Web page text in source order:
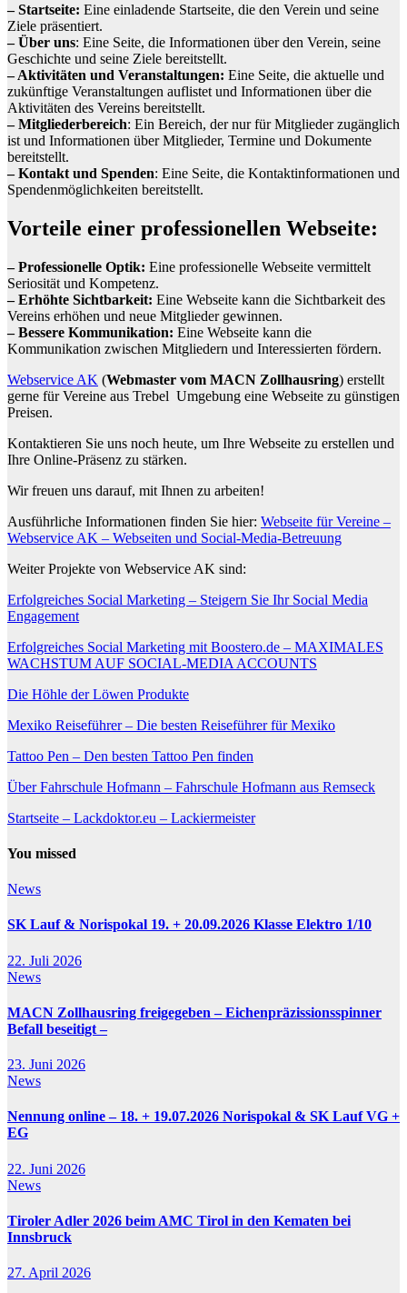
– Startseite: Eine einladende Startseite, die den Verein und seine
Ziele präsentiert.
– Über uns: Eine Seite, die Informationen über den Verein, seine
Geschichte und seine Ziele bereitstellt.
– Aktivitäten und Veranstaltungen: Eine Seite, die aktuelle und
zukünftige Veranstaltungen auflistet und Informationen über die
Aktivitäten des Vereins bereitstellt.
– Mitgliederbereich: Ein Bereich, der nur für Mitglieder zugänglich
ist und Informationen über Mitglieder, Termine und Dokumente
bereitstellt.
– Kontakt und Spenden: Eine Seite, die Kontaktinformationen und
Spendenmöglichkeiten bereitstellt.
Vorteile einer professionellen Webseite:
– Professionelle Optik: Eine professionelle Webseite vermittelt
Seriosität und Kompetenz.
– Erhöhte Sichtbarkeit: Eine Webseite kann die Sichtbarkeit des
Vereins erhöhen und neue Mitglieder gewinnen.
– Bessere Kommunikation: Eine Webseite kann die
Kommunikation zwischen Mitgliedern und Interessierten fördern.
Webservice AK (Webmaster vom MACN Zollhausring) erstellt
gerne für Vereine aus Trebel Umgebung eine Webseite zu günstigen
Preisen.
Kontaktieren Sie uns noch heute, um Ihre Webseite zu erstellen und
Ihre Online-Präsenz zu stärken.
Wir freuen uns darauf, mit Ihnen zu arbeiten!
Ausführliche Informationen finden Sie hier: Webseite für Vereine –
Webservice AK – Webseiten und Social-Media-Betreuung
Weiter Projekte von Webservice AK sind:
Erfolgreiches Social Marketing – Steigern Sie Ihr Social Media
Engagement
Erfolgreiches Social Marketing mit Boostero.de – MAXIMALES
WACHSTUM AUF SOCIAL-MEDIA ACCOUNTS
Die Höhle der Löwen Produkte
Mexiko Reiseführer – Die besten Reiseführer für Mexiko
Tattoo Pen – Den besten Tattoo Pen finden
Über Fahrschule Hofmann – Fahrschule Hofmann aus Remseck
Startseite – Lackdoktor.eu – Lackiermeister
You missed
News
SK Lauf & Norispokal 19. + 20.09.2026 Klasse Elektro 1/10
22. Juli 2026
News
MACN Zollhausring freigegeben – Eichenpräzissionsspinner
Befall beseitigt –
23. Juni 2026
News
Nennung online – 18. + 19.07.2026 Norispokal & SK Lauf VG +
EG
22. Juni 2026
News
Tiroler Adler 2026 beim AMC Tirol in den Kematen bei
Innsbruck
27. April 2026